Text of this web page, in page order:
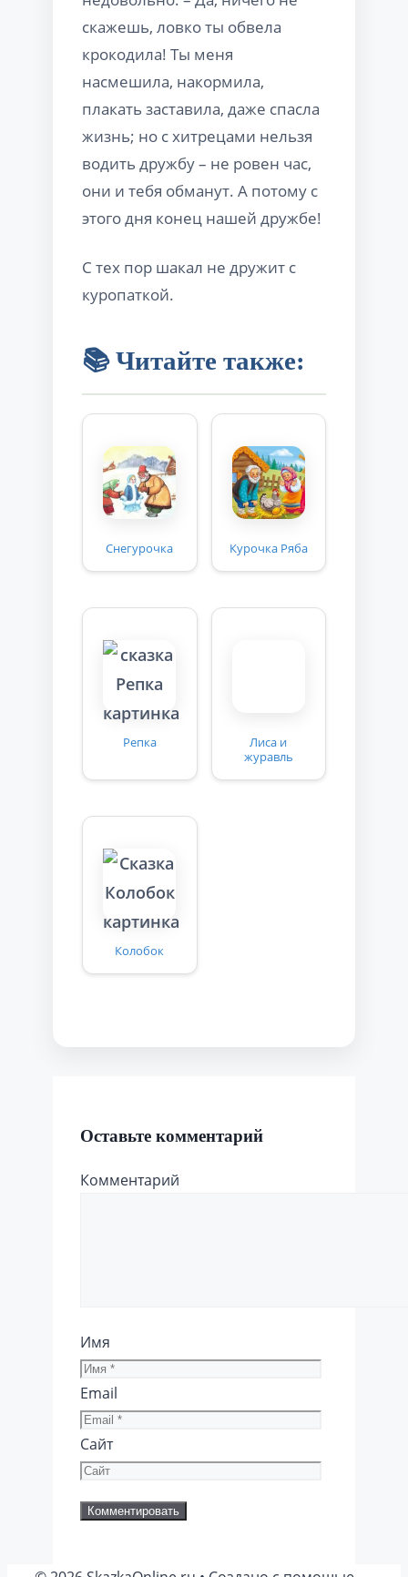
скажешь, ловко ты обвела
крокодила! Ты меня
насмешила, накормила,
плакать заставила, даже спасла
жизнь; но с хитрецами нельзя
водить дружбу – не ровен час,
они и тебя обманут. А потому с
этого дня конец нашей дружбе!
С тех пор шакал не дружит с
куропаткой.
📚 Читайте также:
Снегурочка Курочка Ряба
Репка
Лиса и
журавль
Колобок
Оставьте комментарий
Комментарий
Имя
Email
Сайт